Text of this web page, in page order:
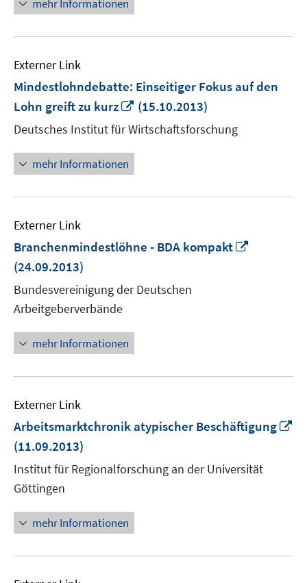
mehr Informationen
Externer Link
Mindestlohndebatte: Einseitiger Fokus auf den
Lohn greift zu kurz
In
neuem
Fenster
(15.10.2013)
Deutsches Institut für Wirtschaftsforschung
mehr Informationen
Externer Link
Branchenmindestlöhne - BDA kompakt
(24.09.2013)
Bundesvereinigung der Deutschen
Arbeitgeberverbände
mehr Informationen
Externer Link
Arbeitsmarktchronik atypischer Beschäftigung
(11.09.2013)
Institut für Regionalforschung an der Universität
Göttingen
mehr Informationen